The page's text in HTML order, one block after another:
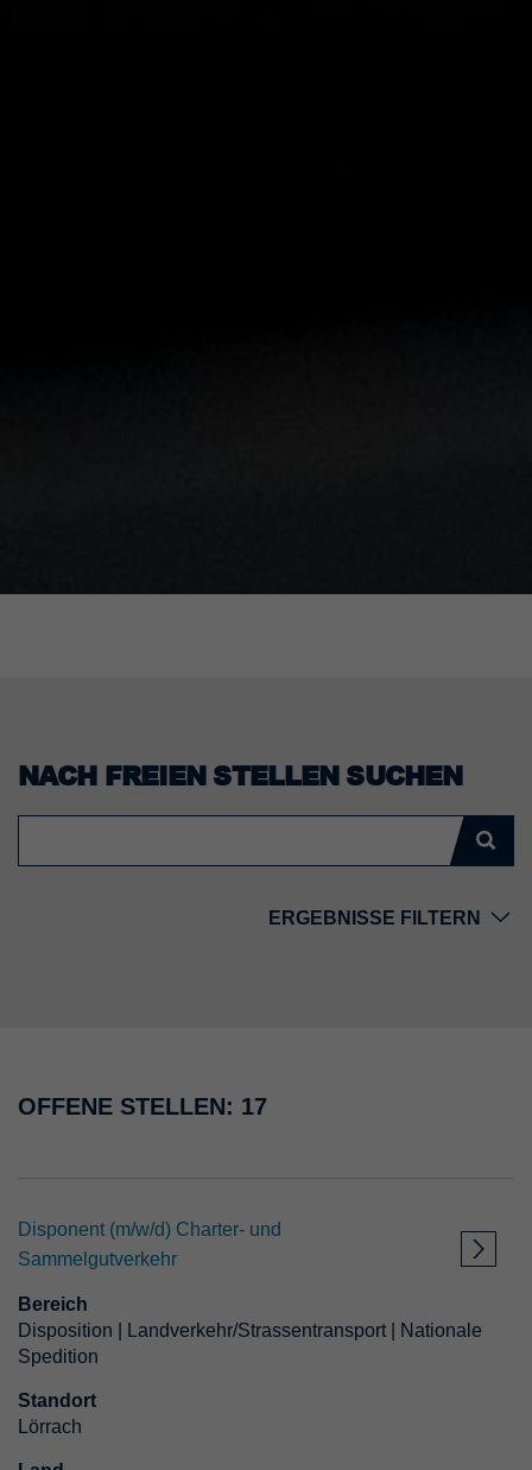
NACH FREIEN STELLEN SUCHEN
ERGEBNISSE FILTERN
Beschäftigungsart
Einstieg als
FILTER ANWENDEN
OFFENE STELLEN: 17
Disponent (m/w/d) Charter- und
Sammelgutverkehr
Bereich
Disposition | Landverkehr/Strassentransport | Nationale
Spedition
Standort
Lörrach